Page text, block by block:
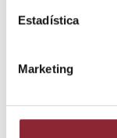
Estadística
Marketing
producto